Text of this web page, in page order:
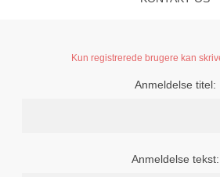
Kun registrerede brugere kan
Anmeldelse titel:
Anmeldelse tekst: